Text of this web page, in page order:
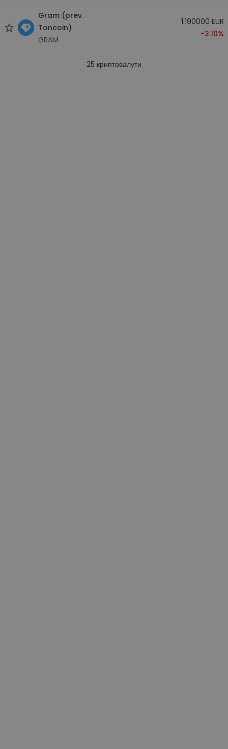
Gram (prev.
Toncoin)
GRAM
1.190000 EUR
-2.10%
25 криптовалути